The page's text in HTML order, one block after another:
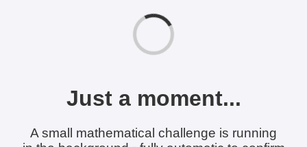
Just a moment...
A small mathematical challenge is running